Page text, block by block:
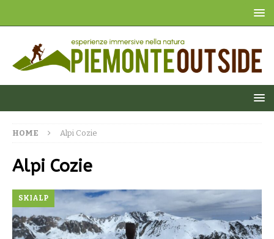
HOME Alpi Cozie
Alpi Cozie
SKIALP